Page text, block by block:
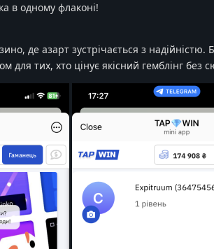
в одному флаконі!
де азарт зустрічається з надійністю.
для тих, хто цінує якісний гемблінг без